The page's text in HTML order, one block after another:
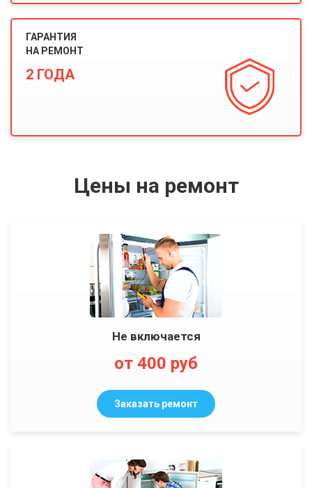
ГАРАНТИЯ
НА РЕМОНТ
2 ГОДА
Цены на ремонт
Не включается
от 400 руб
Заказать ремонт